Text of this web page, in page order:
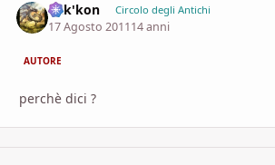
dak'kon Circolo degli Antichi
17 Agosto 201114 anni
AUTORE
perchè dici ?